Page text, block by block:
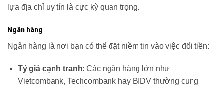
lựa địa chỉ uy tín là cực kỳ quan trọng.
Ngân hàng
Ngân hàng là nơi bạn có thể đặt niềm tin vào việc đổi tiền:
Tỷ giá cạnh tranh: Các ngân hàng lớn như
Vietcombank, Techcombank hay BIDV thường cung